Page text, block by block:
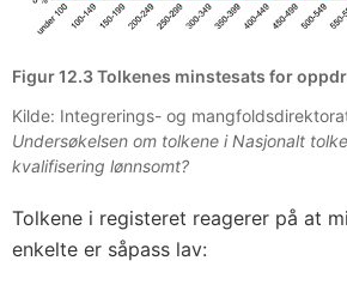
Figur 12.3 Tolkenes minstesats for
Kilde: Integrerings- og
Undersøkelsen om tolkene i Nasjonalt
kvalifisering lønnsomt?
Tolkene i registeret reagerer på at
enkelte er såpass lav: